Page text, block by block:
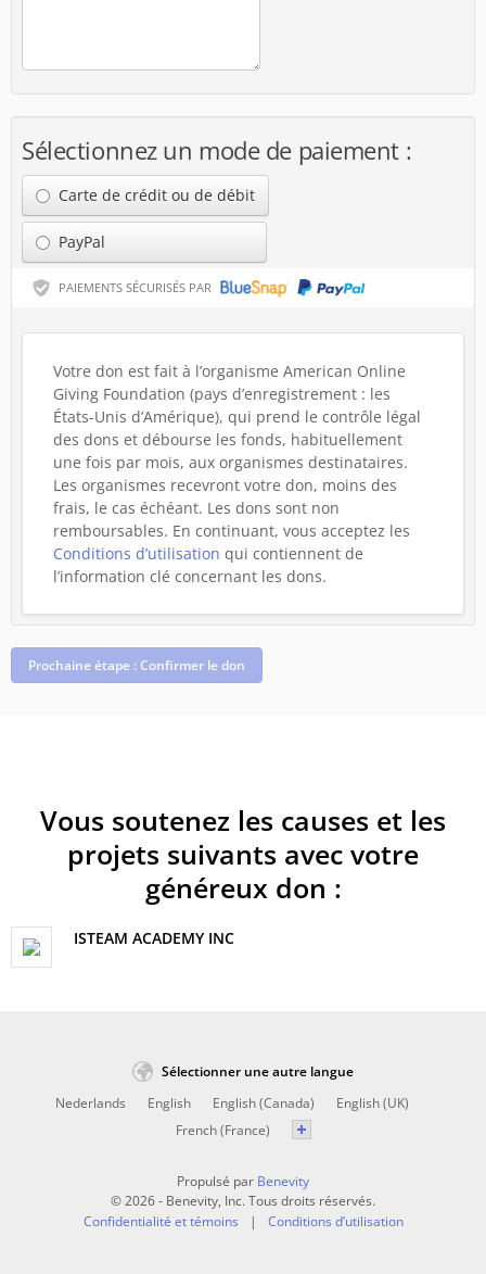
Sélectionnez un mode de paiement :
Carte de crédit ou de débit
PayPal
PAIEMENTS SÉCURISÉS PAR
Votre don est fait à l’organisme American Online
Giving Foundation (pays d’enregistrement : les
États-Unis d’Amérique), qui prend le contrôle légal
des dons et débourse les fonds, habituellement
une fois par mois, aux organismes destinataires.
Les organismes recevront votre don, moins des
frais, le cas échéant. Les dons sont non
remboursables. En continuant, vous acceptez les
Conditions d’utilisation qui contiennent de
l’information clé concernant les dons.
Prochaine étape : Confirmer le don
Vous soutenez les causes et les
projets suivants avec votre
généreux don :
ISTEAM ACADEMY INC
Sélectionner une autre langue
Nederlands
English English (Canada)
English (UK)
French (France)
Propulsé par Benevity
© 2026 - Benevity, Inc. Tous droits réservés.
Confidentialité et témoins
Conditions d’utilisation